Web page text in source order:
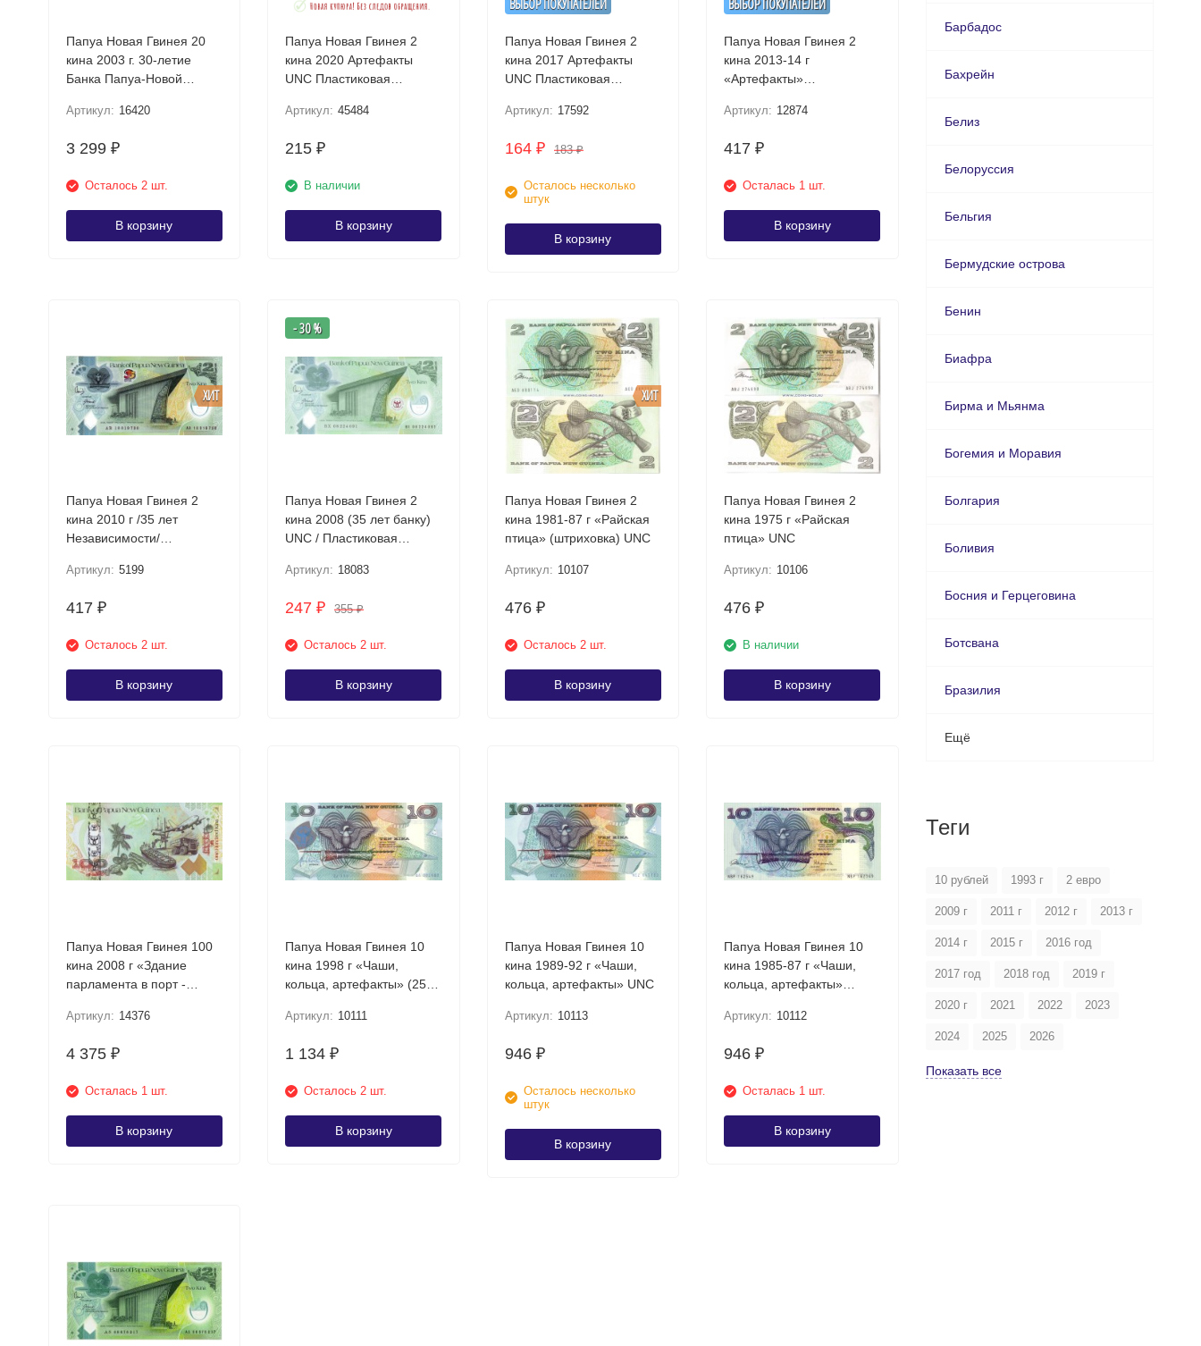
Папуа Новая Гвинея 20
кина 2003 г. 30-летие
Банка Папуа-Новой
Пластиковая. UNC
Артикул: 16420
3 299 ₽
Осталось 2 шт.
В корзину
Папуа Новая Гвинея 2
кина 2020 Артефакты
UNC Пластиковая
Артикул: 45484
215 ₽
В наличии
В корзину
Папуа Новая Гвинея 2
кина 2017 Артефакты
UNC Пластиковая
Артикул: 17592
164 ₽ 183₽
Осталось несколько
штук
В корзину
Папуа Новая Гвинея 2
кина 2013-14 г
«Артефакты»
Артикул: 12874
417 ₽
Осталась 1 шт.
В корзину
ХИТ
Папуа Новая Гвинея 2
кина 2010 г /35 лет
Независимости/
Артикул: 5199
417 ₽
Осталось 2 шт.
В корзину
- 30 %
Папуа Новая Гвинея 2
кина 2008 (35 лет банку)
UNC / Пластиковая
Артикул: 18083
247 ₽ 355₽
Осталось 2 шт.
В корзину
ХИТ
Папуа Новая Гвинея 2
кина 1981-87 г «Райская
птица» (штриховка) UNC
Артикул: 10107
476 ₽
Осталось 2 шт.
В корзину
Папуа Новая Гвинея 2
кина 1975 г «Райская
птица» UNC
Артикул: 10106
476 ₽
В наличии
В корзину
Папуа Новая Гвинея 100
кина 2008 г «Здание
парламента в порт -
Папуа Новая Гвинея)
Артикул: 14376
4 375 ₽
Осталась 1 шт.
В корзину
Папуа Новая Гвинея 10
кина 1998 г «Чаши,
кольца, артефакты» (25
Артикул: 10111
1 134 ₽
Осталось 2 шт.
В корзину
Папуа Новая Гвинея 10
кина 1989-92 г «Чаши,
кольца, артефакты» UNC
Артикул: 10113
946 ₽
Осталось несколько
штук
В корзину
Папуа Новая Гвинея 10
кина 1985-87 г «Чаши,
кольца, артефакты»
Артикул: 10112
946 ₽
Осталась 1 шт.
В корзину
Барбадос
Бахрейн
Белиз
Белоруссия
Бельгия
Бермудские острова
Бенин
Биафра
Бирма и Мьянма
Богемия и Моравия
Болгария
Боливия
Босния и Герцеговина
Ботсвана
Бразилия
Ещё
Теги
10 рублей 1993 г 2 евро
2009 г 2011 г 2012 г 2013 г
2014 г 2015 г 2016 год
2017 год 2018 год 2019 г
2020 г 2021 2022 2023
2024 2025 2026
Показать все